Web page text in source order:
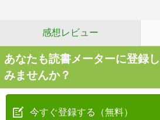
感想レビュー
あなたも読書メーターに登録
みませんか？
今すぐ登録する（無料）